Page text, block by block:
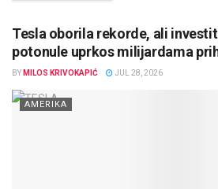
Tesla oborila rekorde, ali
potonule uprkos milijardama
BY MILOS KRIVOKAPIĆ JUL 28, 2026
AMERIKA